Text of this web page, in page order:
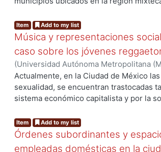
migración muy alto; se estima que más
Estados Unidos, teniendo como destino
mencionar que la migración también es
necesariamente existen condiciones de
expulsión. Para muchos municipios la
esta larga tradición ha hecho que varios
forma de vida que trasciende los
con algún estado en específico de la
transnacionales, debido a que tienen un
norteamericanas que ciudades
Item Add to my list
Música y representaciones
caso sobre los jóvenes
(Universidad Autónoma Metropolitana
de Servicios de Información., 2013-10)
Actualmente, en la Ciudad de México
sexualidad, se encuentran trastocadas
sistema económico capitalista y por la
espacios simbólicos de consumo y de
contenidos sexuales -tanto implícitos
por discursos contradictorios y en
Item Add to my list
Órdenes subordinantes y
empleadas domésticas en la